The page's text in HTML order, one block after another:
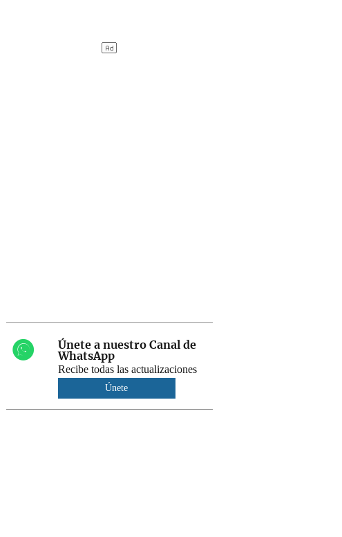
Únete a nuestro Canal de
WhatsApp
Recibe todas las actualizaciones
Únete